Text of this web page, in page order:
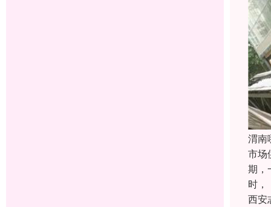
渭南
市场
期，
时，
西安